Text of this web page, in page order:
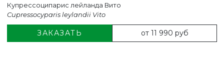
Купрессоципарис лейланда Вито
Cupressocyparis leylandii Vito
ЗАКАЗАТЬ от 11 990 руб